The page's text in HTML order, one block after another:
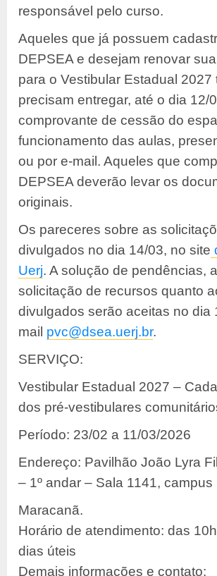
responsável pelo curso.
Aqueles que já possuem
DEPSEA e desejam renovar
para o Vestibular Estadual 2027
precisam entregar, até o dia 12/
comprovante de cessão do
funcionamento das aulas,
ou por e-mail. Aqueles que
DEPSEA deverão levar os
originais.
Os pareceres sobre as
divulgados no dia 14/03, no site
Uerj. A solução de pendências,
solicitação de recursos quanto
divulgados serão aceitas no dia
mail pvc@dsea.uerj.br.
SERVIÇO:
Vestibular Estadual 2027 –
dos pré-vestibulares
Período: 23/02 a 11/03/2026
Endereço: Pavilhão João Lyra
– 1º andar – Sala 1141, campus
Maracanã.
Horário de atendimento: das
dias úteis
Demais informações e contato: